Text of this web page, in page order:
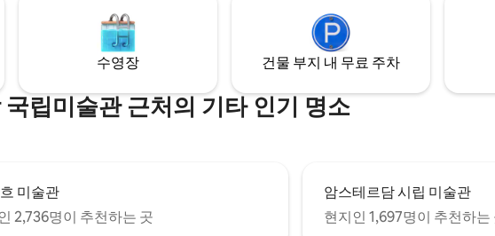
저스흐라흐트의 아름다운 전망이 있으며,
코너 주변에 많은 상점과 레스토랑이 있습
니다.
을 즐길 수 있는
수영장 건물 부지 내 무료 주차
립미술관 근처의 기타 인기 명소
미술관
2,736명이 추천하는 곳
암스테르담 시립 미술관
현지인 1,697명이 추천하는